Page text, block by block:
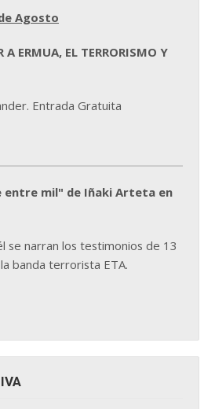
Agosto
A ERMUA, EL TERRORISMO Y
Entrada Gratuita
entre mil" de Iñaki Arteta en
se narran los testimonios de 13
banda terrorista ETA.